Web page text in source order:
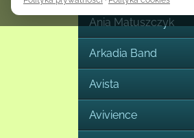
zmienić lub wycofać poprzez link do
Szczegółowe informacje o celach
odbiorcach danych oraz czasie ich
prywatności i polityce cookies.
Ania Matuszczyk
Arkadia Band
Avista
Avivience